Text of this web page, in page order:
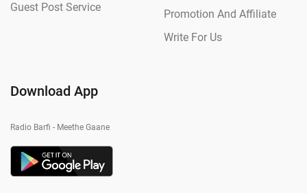
Guest Post Service
Promotion And Affiliate
Write For Us
Download App
Radio Barfi - Meethe Gaane